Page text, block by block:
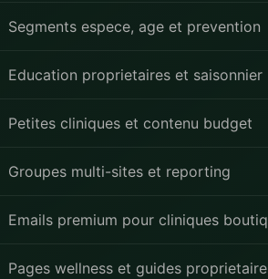
Segments espece, age et prevention
Education proprietaires et saisonnier
Petites cliniques et contenu budget
Groupes multi-sites et reporting
Emails premium pour cliniques
Pages wellness et guides